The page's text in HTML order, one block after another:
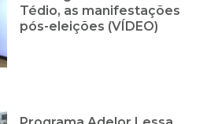
Tédio, as manifestações
pós-eleições (VÍDEO)